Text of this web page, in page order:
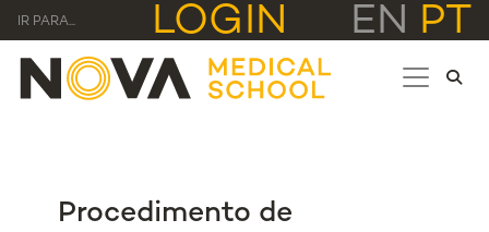
IR PARA... LOGIN EN PT
Procedimento de